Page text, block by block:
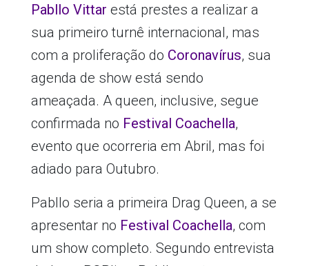
Pabllo Vittar está prestes a realizar a
sua primeiro turnê internacional, mas
com a proliferação do Coronavírus, sua
agenda de show está sendo
ameaçada. A queen, inclusive, segue
confirmada no Festival Coachella,
evento que ocorreria em Abril, mas foi
adiado para Outubro.
Pabllo seria a primeira Drag Queen, a se
apresentar no Festival Coachella, com
um show completo. Segundo entrevista